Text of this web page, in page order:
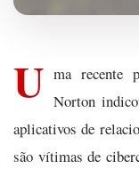
U ma recente
Norton
aplicativos de
são vítimas de